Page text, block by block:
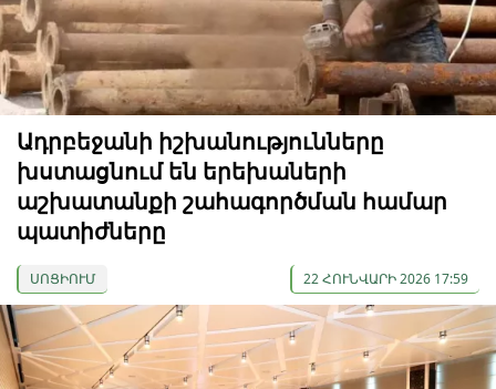
Ադրբեջանի իշխանությունները
խստացնում են երեխաների
աշխատանքի շահագործման համար
պատիժները
ՍՈՑԻՈՒՄ 22 ՀՈՒՆՎԱՐԻ 2026 17:59